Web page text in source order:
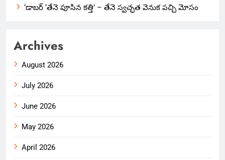
‘డాబర్ ‘తేనె పూసిన కత్తి’ – తేనె స్వచ్ఛత వెనుక పచ్చి మోసం
Archives
August 2026
July 2026
June 2026
May 2026
April 2026